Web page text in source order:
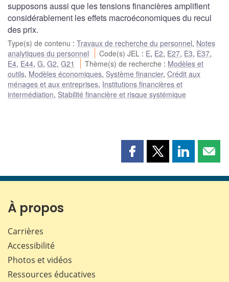
supposons aussi que les tensions financières amplifient
considérablement les effets macroéconomiques du recul
des prix.
Type(s) de contenu : Travaux de recherche du personnel, Notes
analytiques du personnel
Code(s) JEL : E, E2, E27, E3, E37,
E4, E44, G, G2, G21 Thème(s) de recherche : Modèles et
outils, Modèles économiques, Système financier, Crédit aux
ménages et aux entreprises, Institutions financières et
intermédiation, Stabilité financière et risque systémique
Partager
page
Partager
page
Partager
page page
À propos
Carrières
Accessibilité
Photos et vidéos
Ressources éducatives